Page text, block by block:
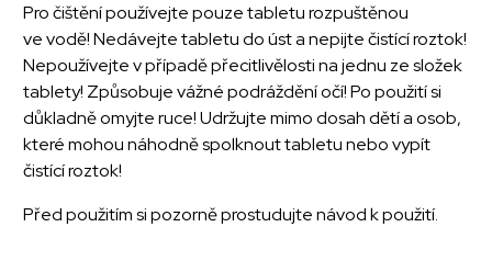
Pro čištění používejte pouze tabletu rozpuštěnou
ve vodě! Nedávejte tabletu do úst a nepijte čistící roztok!
Nepoužívejte v případě přecitlivělosti na jednu ze složek
tablety! Způsobuje vážné podráždění očí! Po použití si
důkladně omyjte ruce! Udržujte mimo dosah dětí a osob,
které mohou náhodně spolknout tabletu nebo vypít
čistící roztok!
Před použitím si pozorně prostudujte návod k použití.